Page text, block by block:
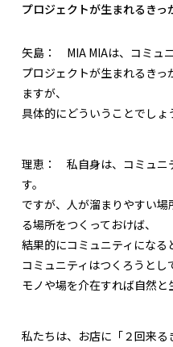
プロジェクトが生まれるきっ
矢島： MIA MIAは、コミュ
プロジェクトが生まれるき
ますが、
具体的にどういうことでしょ
理恵： 私自身は、コミュニ
す。
ですが、人が溜まりやすい
る場所をつくっておけば、
結果的にコミュニティになる
コミュニティはつくろうとし
モノや場を介在すれば自然と
私たちは、お店に「２回来